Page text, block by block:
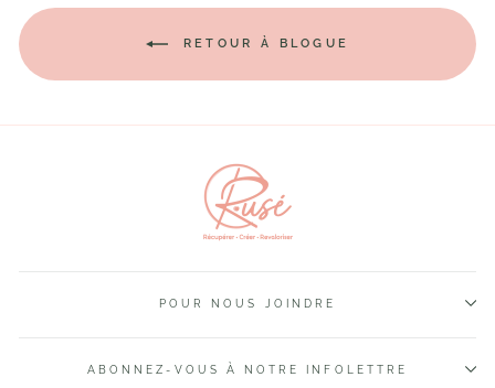
RETOUR À BLOGUE
POUR NOUS JOINDRE
ABONNEZ-VOUS À NOTRE INFOLETTRE